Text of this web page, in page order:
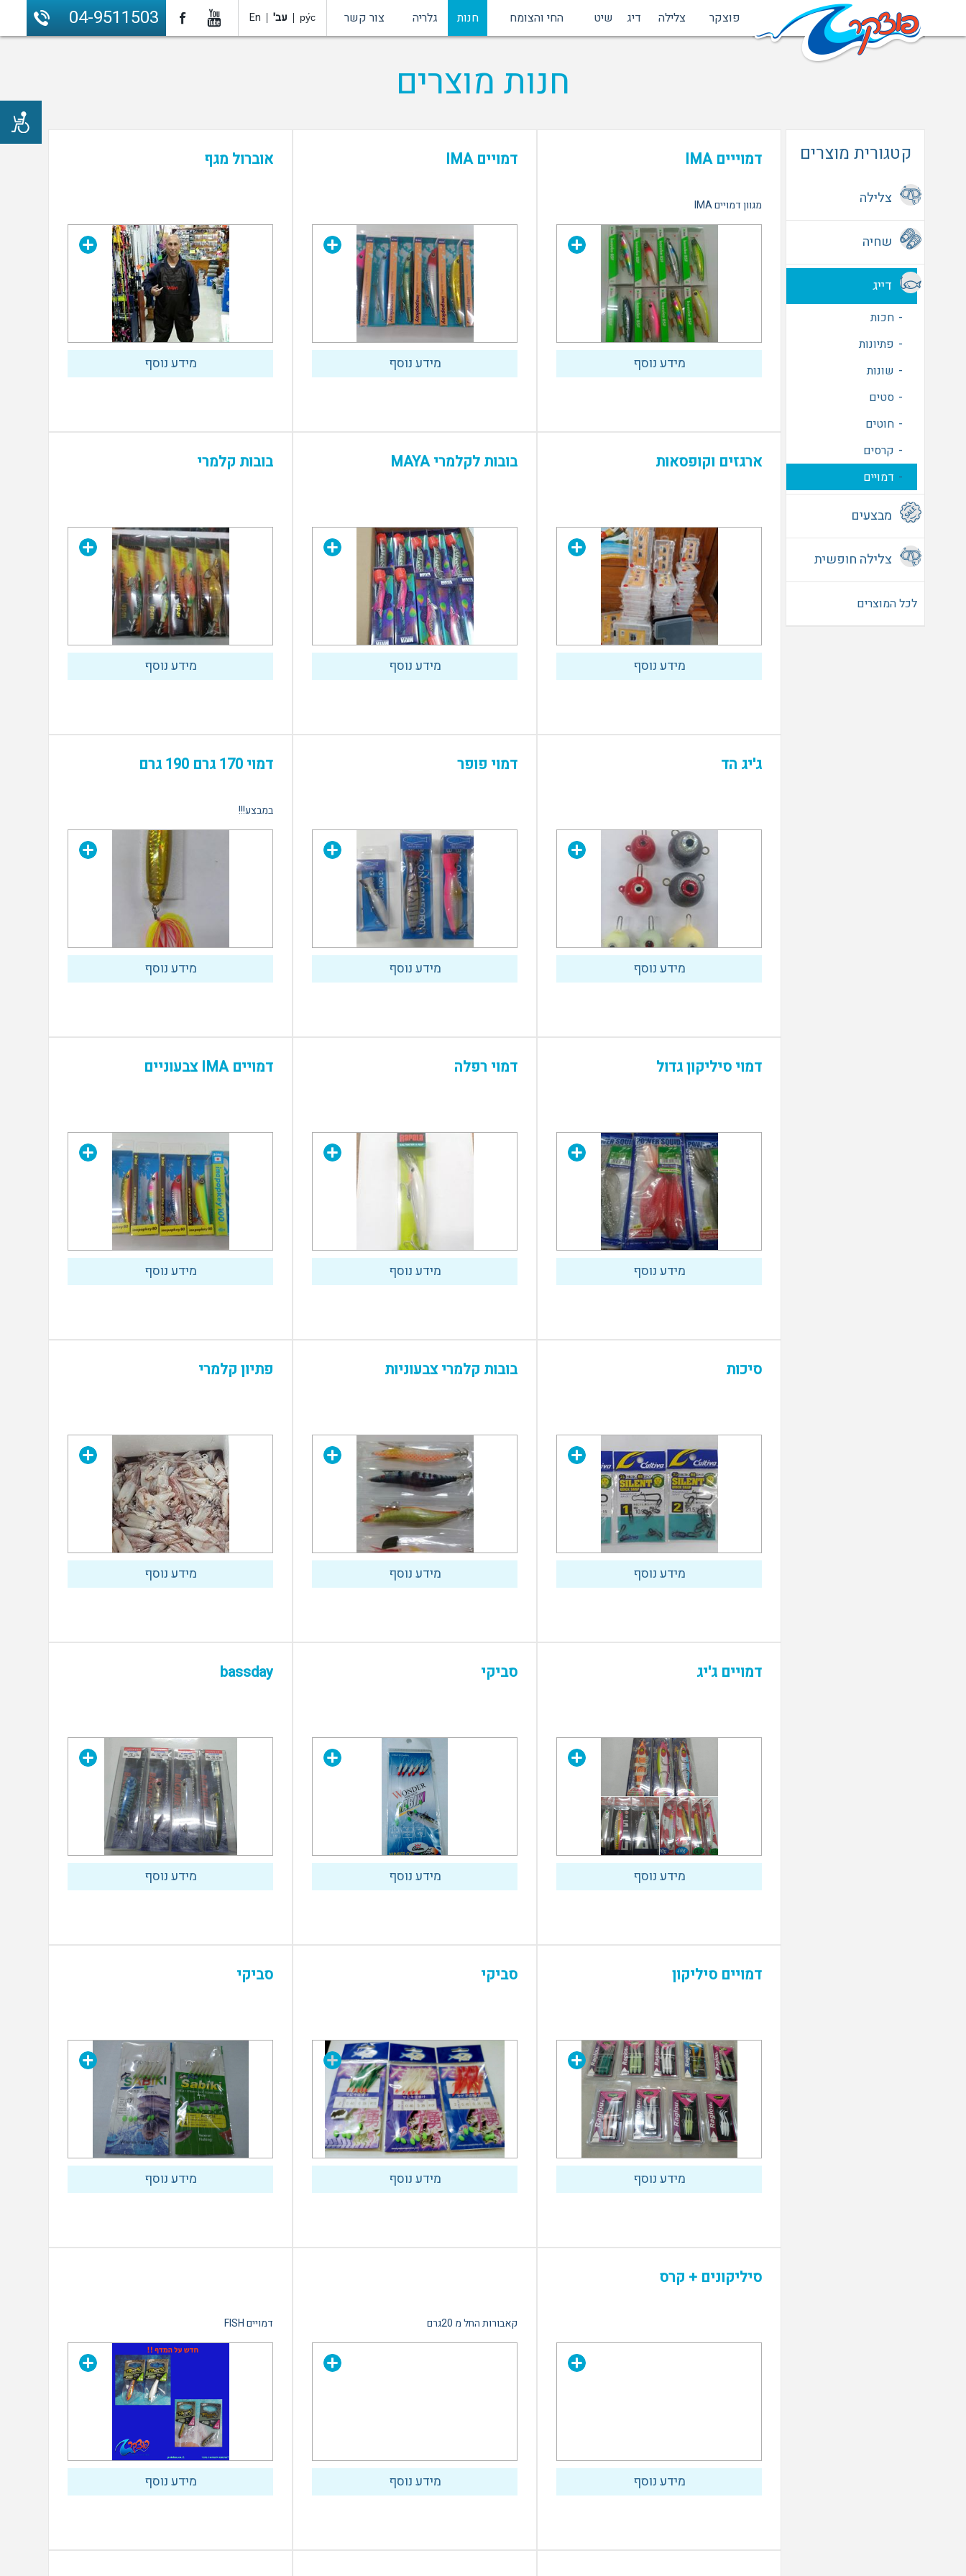
פוצקר צלילה דיג שיט החי והצומח חנות גלריה צור קשר ру́с עב' En
04-9511503
חנות מוצרים
קטגורית מוצרים
צלילה
מאזנים
אביזרים
מיכלים
שחיה
משקפות שחיה
ציוד שחיה
סנפירים
דייג
חכות
פתיונות
שונות
סטים
חוטים
קרסים
דמויים
מבצעים
מבצע דיג
צלילה חופשית
לכל המוצרים
דמוייים IMA
מגוון דמויים IMA
מידע נוסף
דמויים IMA
מידע נוסף
אוברול מגף
מידע נוסף
ארגזים וקופסאות
מידע נוסף
בובות לקלמרי MAYA
מידע נוסף
בובות קלמרי
מידע נוסף
ג'יג הד
מידע נוסף
דמוי פופר
מידע נוסף
דמוי 170 גרם 190 גרם
במבצע!!!
מידע נוסף
דמוי סיליקון גדול
מידע נוסף
דמוי רפלה
מידע נוסף
דמויים IMA צבעוניים
מידע נוסף
סיכות
מידע נוסף
בובות קלמרי צבעוניות
מידע נוסף
פתיון קלמרי
מידע נוסף
דמויים ג'יג
מידע נוסף
סביקי
מידע נוסף
bassday
מידע נוסף
דמויים סיליקון
מידע נוסף
סביקי
מידע נוסף
סביקי
מידע נוסף
סיליקונים + קרס
מידע נוסף
קאבורות החל מ 20גרם
מידע נוסף
דמויים FISH
מידע נוסף